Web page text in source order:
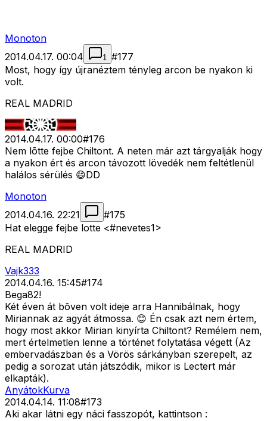
Monoton
2014.04.17. 00:04
1 #177
Most, hogy így újranéztem tényleg arcon be nyakon ki
volt.
REAL MADRID
2014.04.17. 00:00#176
Nem lõtte fejbe Chiltont. A neten már azt tárgyalják hogy
a nyakon ért és arcon távozott lövedék nem feltétlenül
halálos sérülés 😄DD
Monoton
2014.04.16. 22:21
#175
Hat elegge fejbe lotte <#nevetes1>
REAL MADRID
Vajk333
2014.04.16. 15:45#174
Bega82!
Két éven át bõven volt ideje arra Hannibálnak, hogy
Miriannak az agyát átmossa. 😊 Én csak azt nem értem,
hogy most akkor Mirian kinyírta Chiltont? Remélem nem,
mert értelmetlen lenne a történet folytatása végett (Az
embervadászban és a Vörös sárkányban szerepelt, az
pedig a sorozat után játszódik, mikor is Lectert már
elkapták).
AnyátokKurva
2014.04.14. 11:08#173
Aki akar látni egy náci fasszopót, kattintson :